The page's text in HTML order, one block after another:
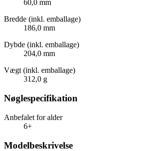
60,0 mm
Bredde (inkl. emballage)
186,0 mm
Dybde (inkl. emballage)
204,0 mm
Vægt (inkl. emballage)
312,0 g
Nøglespecifikation
Anbefalet for alder
6+
Modelbeskrivelse